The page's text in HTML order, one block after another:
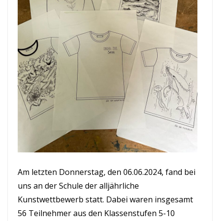
Am letzten Donnerstag, den 06.06.2024, fand bei
uns an der Schule der alljährliche
Kunstwettbewerb statt. Dabei waren insgesamt
56 Teilnehmer aus den Klassenstufen 5-10